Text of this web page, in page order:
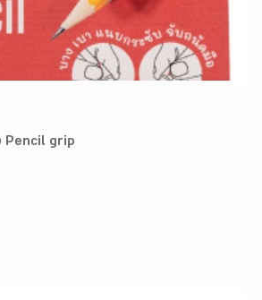
Pencil grip